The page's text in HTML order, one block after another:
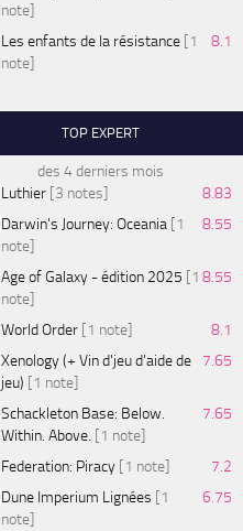
note]
Les enfants de la résistance [1
note]
8.1
TOP EXPERT
des 4 derniers mois
Luthier [3 notes]
8.83
Darwin's Journey: Oceania [1
note]
8.55
Age of Galaxy - édition 2025 [1
note]
8.55
World Order [1 note]
8.1
Xenology (+ Vin d'jeu d'aide de
jeu) [1 note]
7.65
Schackleton Base: Below.
Within. Above. [1 note]
7.65
Federation: Piracy [1 note]
7.2
Dune Imperium Lignées [1
note]
6.75